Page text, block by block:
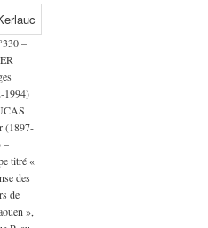
–
1994)
(1897-
–
titré «
des
de
»,